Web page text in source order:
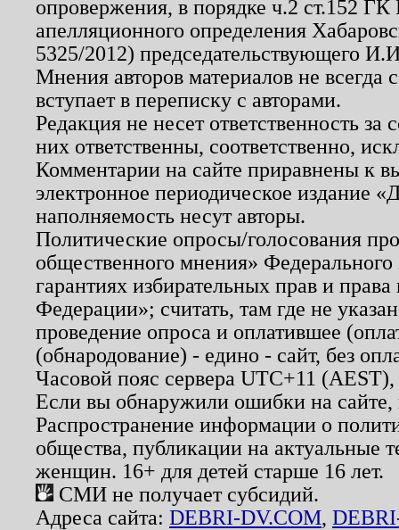
опровержения, в порядке ч.2 ст.152
апелляционного определения
5325/2012) председательствующего
Мнения авторов материалов не
вступает в переписку с авторами.
Редакция не несет ответственность
них ответственны, соответственно,
Комментарии на сайте приравнены к
электронное периодическое издание
наполняемость несут авторы.
Политические опросы/голосования
общественного мнения»
гарантиях избирательных прав и
Федерации»; считать, там где не
проведение опроса и оплатившее
(обнародование) - едино - сайт, без
Часовой пояс сервера UTC+11
Если вы обнаружили ошибки на
Распространение информации о
общества, публикации на актуальные
женщин. 16+ для детей старше 16 лет.
СМИ не получает субсидий.
Адреса сайта: DEBRI-DV.COM,